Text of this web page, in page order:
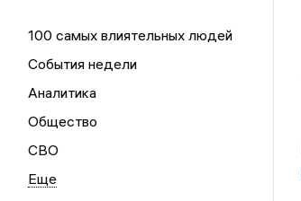
100 самых влиятельных людей
События недели
Аналитика
Общество
СВО